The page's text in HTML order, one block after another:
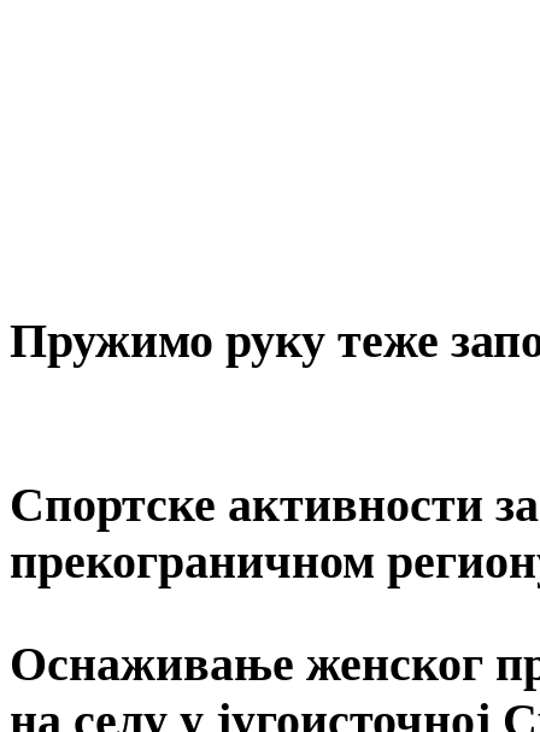
Пружимо руку теже
Спортске активности
прекограничном
Оснаживање женског
на селу у југоисточној